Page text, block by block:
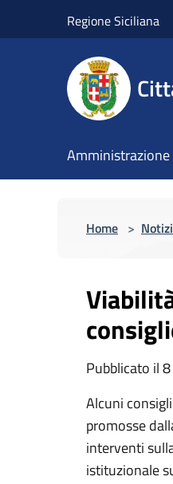
Regione Siciliana
Amministrazione
Home >
Pubblicato il
Alcuni
promosse
interventi
istituzionale